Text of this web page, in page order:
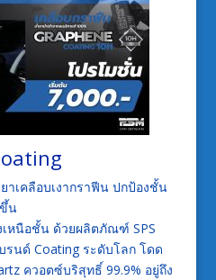
าเคลือบเงากราฟีน ปกป้องชั้น
น
หนือชั้น ด้วยผลิตภัณฑ์ SPS
รนด์ Coating ระดับโลก โดด
ควอตซ์บริสุทธิ์ 99.9% อยู่ถึง